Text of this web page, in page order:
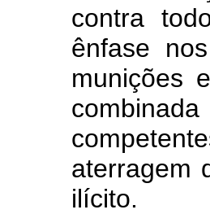
contra
ênfase
munições
aterragem
ilícito.